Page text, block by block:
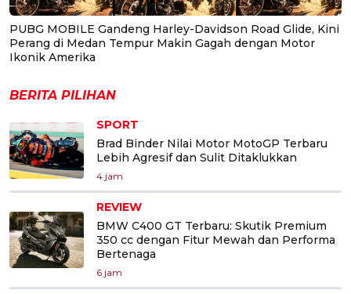
PUBG MOBILE Gandeng Harley-Davidson Road Glide, Kini
Perang di Medan Tempur Makin Gagah dengan Motor
Ikonik Amerika
BERITA PILIHAN
SPORT
Brad Binder Nilai Motor MotoGP Terbaru
Lebih Agresif dan Sulit Ditaklukkan
4 jam
REVIEW
BMW C400 GT Terbaru: Skutik Premium
350 cc dengan Fitur Mewah dan Performa
Bertenaga
6 jam